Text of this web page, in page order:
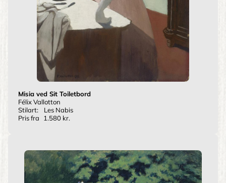
Misia ved Sit Toiletbord
Félix Vallotton
Stilart:
Les Nabis
Pris fra
1.580 kr.